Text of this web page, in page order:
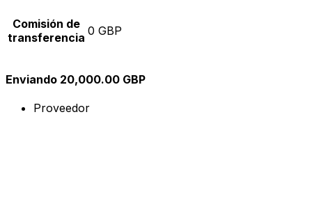
Comisión de
transferencia 0 GBP
Enviando 20,000.00 GBP
Proveedor